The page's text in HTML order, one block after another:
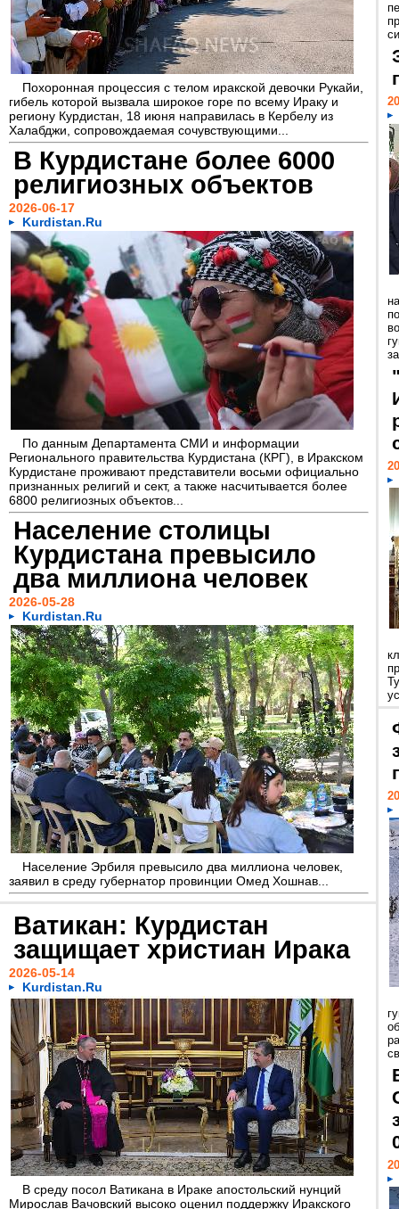
Похоронная процессия с телом иракской девочки Рукайи,
гибель которой вызвала широкое горе по всему Ираку и
региону Курдистан, 18 июня направилась в Кербелу из
Халабджи, сопровождаемая сочувствующими...
В Курдистане более 6000
религиозных объектов
2026-06-17
Kurdistan.Ru
По данным Департамента СМИ и информации
Регионального правительства Курдистана (КРГ), в Иракском
Курдистане проживают представители восьми официально
признанных религий и сект, а также насчитывается более
6800 религиозных объектов...
Население столицы
Курдистана превысило
два миллиона человек
2026-05-28
Kurdistan.Ru
Население Эрбиля превысило два миллиона человек,
заявил в среду губернатор провинции Омед Хошнав...
Ватикан: Курдистан
защищает христиан Ирака
2026-05-14
Kurdistan.Ru
В среду посол Ватикана в Ираке апостольский нунций
Мирослав Вачовский высоко оценил поддержку Иракского